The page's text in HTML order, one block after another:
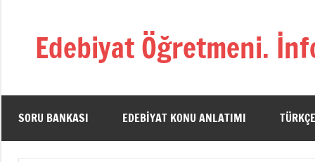
Edebiyat Öğretmeni.
Türkçe,
Dili
ve
SORU BANKASI EDEBIYAT KONU ANLATIMI